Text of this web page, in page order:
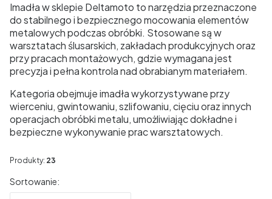
Imadła w sklepie Deltamoto to narzędzia przeznaczone
do stabilnego i bezpiecznego mocowania elementów
metalowych podczas obróbki. Stosowane są w
warsztatach ślusarskich, zakładach produkcyjnych oraz
przy pracach montażowych, gdzie wymagana jest
precyzja i pełna kontrola nad obrabianym materiałem.
Kategoria obejmuje imadła wykorzystywane przy
wierceniu, gwintowaniu, szlifowaniu, cięciu oraz innych
operacjach obróbki metalu, umożliwiając dokładne i
bezpieczne wykonywanie prac warsztatowych.
Produkty: 23
Lista produktów
Sortowanie: